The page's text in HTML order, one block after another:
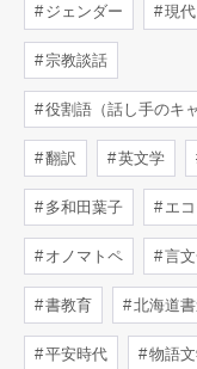
ジェンダー 現代
宗教談話
役割語（話し手のキ
翻訳 英文学
多和田葉子 エコ
オノマトペ 言文
書教育 北海道書
平安時代 物語